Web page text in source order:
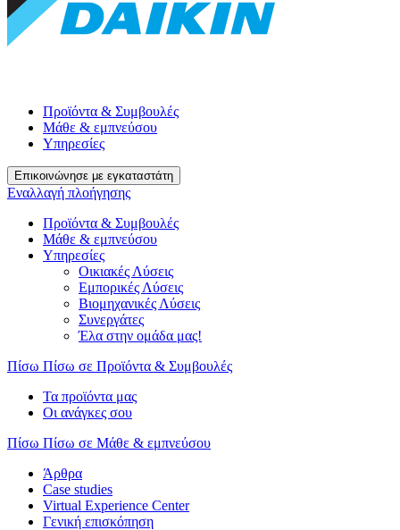
Προϊόντα & Συμβουλές
Μάθε & εμπνεύσου
Υπηρεσίες
Επικοινώνησε με εγκαταστάτη
Εναλλαγή πλοήγησης
Προϊόντα & Συμβουλές
Μάθε & εμπνεύσου
Υπηρεσίες
Οικιακές Λύσεις
Εμπορικές Λύσεις
Βιομηχανικές Λύσεις
Συνεργάτες
Έλα στην ομάδα μας!
Πίσω Πίσω σε Προϊόντα & Συμβουλές
Τα προϊόντα μας
Οι ανάγκες σου
Πίσω Πίσω σε Μάθε & εμπνεύσου
Άρθρα
Case studies
Virtual Experience Center
Γενική επισκόπηση